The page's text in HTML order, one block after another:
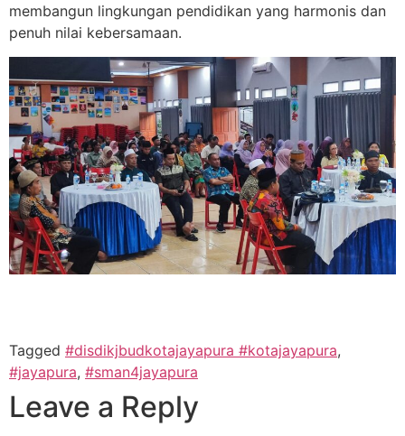
membangun lingkungan pendidikan yang harmonis dan
penuh nilai kebersamaan.
Tagged #disdikjbudkotajayapura #kotajayapura,
#jayapura, #sman4jayapura
Leave a Reply